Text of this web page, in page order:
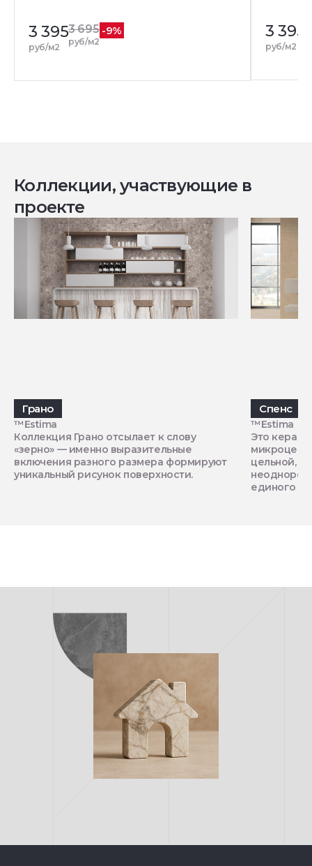
3 395
руб/м2
3 695
руб/м2
-9% 3 395
руб/м2
Коллекции, участвующие в
проекте
Грано
™Estima
Коллекция Грано отсылает к слову
«зерно» — именно выразительные
включения разного размера формируют
уникальный рисунок поверхности.
Спенс
™Estima
Это
цельной,
единого